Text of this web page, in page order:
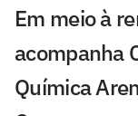
Em meio à
acompanha
Química